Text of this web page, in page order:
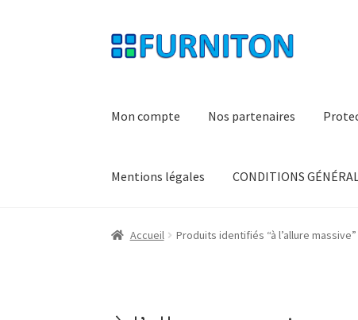
Aller
à
Aller
au
Mon compte Nos partenaires
Mentions légales CONDITIONS
Accueil Produits identifiés “à l’allure massive”